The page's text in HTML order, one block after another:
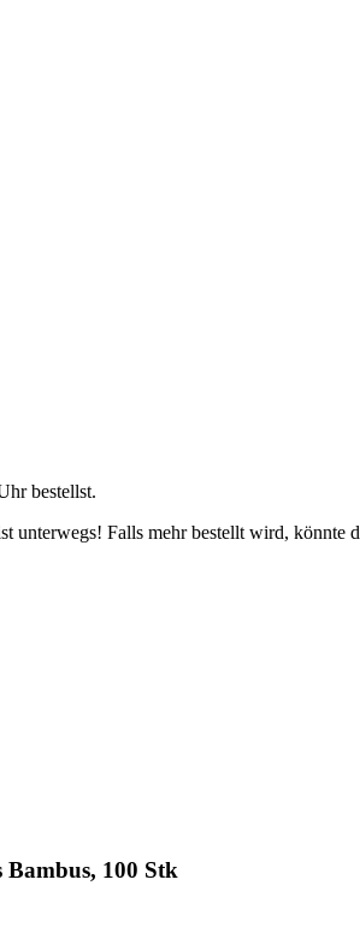
bestellst.
Falls mehr bestellt wird, könnte
Bambus, 100 Stk